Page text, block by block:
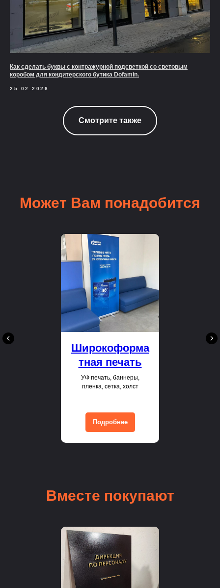
Как сделать буквы с контражурной подсветкой со световым
коробом для кондитерского бутика Dofamin.
25.02.2026
Смотрите также
Может Вам понадобится
Широкоформа
тная печать
УФ печать, баннеры,
пленка, сетка, холст
Подробнее
Вместе покупают